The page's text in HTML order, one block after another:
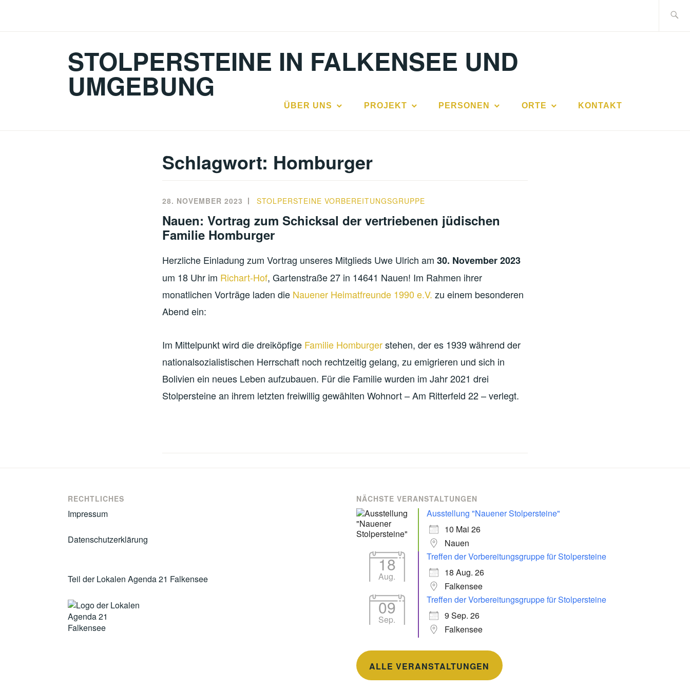
nach:
STOLPERSTEINE IN FALKENSEE UND
UMGEBUNG
ÜBER UNS PROJEKT PERSONEN ORTE KONTAKT
Schlagwort: Homburger
28. NOVEMBER 2023 STOLPERSTEINE VORBEREITUNGSGRUPPE
Nauen: Vortrag zum Schicksal der vertriebenen jüdischen
Familie Homburger
Herzliche Einladung zum Vortrag unseres Mitglieds Uwe Ulrich am 30. November 2023
um 18 Uhr im Richart-Hof, Gartenstraße 27 in 14641 Nauen! Im Rahmen ihrer
monatlichen Vorträge laden die Nauener Heimatfreunde 1990 e.V. zu einem besonderen
Abend ein:
Im Mittelpunkt wird die dreiköpfige Familie Homburgerstehen, der es 1939 während der
nationalsozialistischen Herrschaft noch rechtzeitig gelang, zu emigrieren und sich in
Bolivien ein neues Leben aufzubauen. Für die Familie wurden im Jahr 2021 drei
Stolpersteine an ihrem letzten freiwillig gewählten Wohnort – Am Ritterfeld 22 – verlegt.
RECHTLICHES
Impressum
Datenschutzerklärung
Teil der Lokalen Agenda 21 Falkensee
NÄCHSTE VERANSTALTUNGEN
Ausstellung "Nauener Stolpersteine"
10 Mai 26
Nauen
18
Aug.
Treffen der Vorbereitungsgruppe für Stolpersteine
18 Aug. 26
Falkensee
09
Sep.
Treffen der Vorbereitungsgruppe für Stolpersteine
9 Sep. 26
Falkensee
ALLE VERANSTALTUNGEN